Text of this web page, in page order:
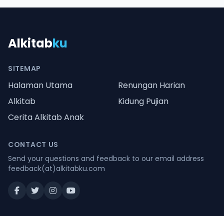
Alkitabku
SITEMAP
Halaman Utama
Renungan Harian
Alkitab
Kidung Pujian
Cerita Alkitab Anak
CONTACT US
Send your questions and feedback to our email address
feedback(at)alkitabku.com